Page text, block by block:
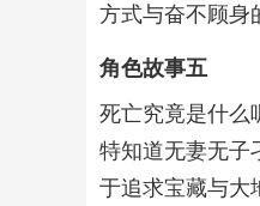
方式与奋不顾身
角色故事五
死亡究竟是什么
特知道无妻无子
于追求宝藏与大